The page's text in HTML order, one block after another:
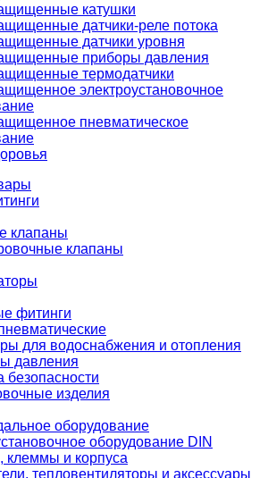
катушки
датчики-реле потока
датчики уровня
приборы давления
термодатчики
электроустановочное
пневматическое
клапаны
клапаны
фитинги
для водоснабжения и отопления
давления
безопасности
изделия
оборудование
оборудование DIN
клеммы и корпуса
тепловентиляторы и аксессуары